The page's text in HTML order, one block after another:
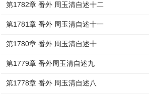
第1782章 番外 周玉清自述十二
第1781章 番外 周玉清自述十一
第1780章 番外 周玉清自述十
第1779章 番外周玉清自述九
第1778章 番外 周玉清自述八